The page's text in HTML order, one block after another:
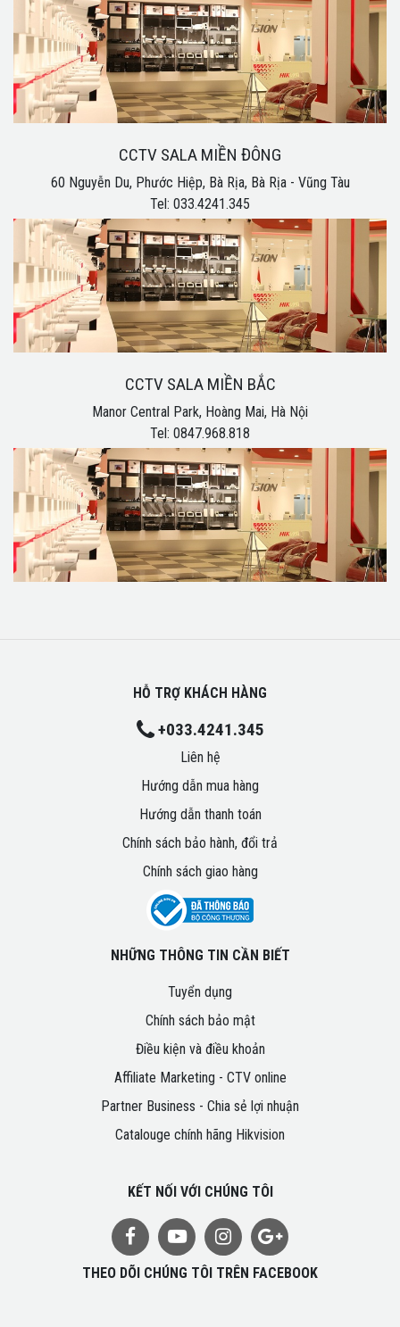
CCTV SALA MIỀN ĐÔNG
60 Nguyễn Du, Phước Hiệp, Bà Rịa, Bà Rịa - Vũng Tàu
Tel: 033.4241.345
CCTV SALA MIỀN BẮC
Manor Central Park, Hoàng Mai, Hà Nội
Tel: 0847.968.818
HỖ TRỢ KHÁCH HÀNG
+033.4241.345
Liên hệ
Hướng dẫn mua hàng
Hướng dẫn thanh toán
Chính sách bảo hành, đổi trả
Chính sách giao hàng
NHỮNG THÔNG TIN CẦN BIẾT
Tuyển dụng
Chính sách bảo mật
Điều kiện và điều khoản
Affiliate Marketing - CTV online
Partner Business - Chia sẻ lợi nhuận
Catalouge chính hãng Hikvision
KẾT NỐI VỚI CHÚNG TÔI
THEO DÕI CHÚNG TÔI TRÊN FACEBOOK